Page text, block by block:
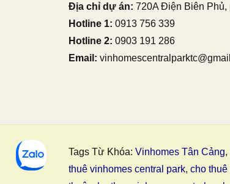
Địa chỉ dự án: 720A Điện Biên Phủ,
Hotline 1: 0913 756 339
Hotline 2: 0903 191 286
Email:
Tags Từ Khóa: Vinhomes Tân Cảng,
thuê vinhomes central park, cho thuê